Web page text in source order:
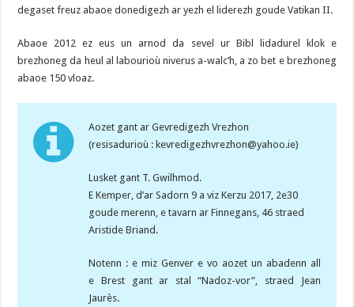
degaset freuz abaoe donedigezh ar yezh el liderezh goude Vatikan II.
Abaoe 2012 ez eus un arnod da sevel ur Bibl lidadurel klok e
brezhoneg da heul al labourioù niverus a-walc’h, a zo bet e brezhoneg
abaoe 150 vloaz.
Aozet gant ar Gevredigezh Vrezhon
(resisadurioù : kevredigezhvrezhon@yahoo.ie)
Lusket gant T. Gwilhmod.
E Kemper, d’ar Sadorn 9 a viz Kerzu 2017, 2e30
goude merenn, e tavarn ar Finnegans, 46 straed
Aristide Briand.
Notenn : e miz Genver e vo aozet un abadenn all
e Brest gant ar stal “Nadoz-vor”, straed Jean
Jaurès.